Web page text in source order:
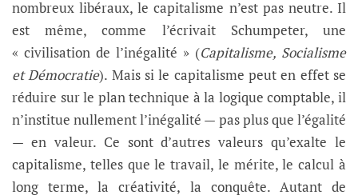
nombreux libéraux, le capitalisme n’est pas neutre. Il
est même, comme l’écrivait Schumpeter, une
« civilisation de l’inégalité » (Capitalisme, Socialisme
et Démocratie). Mais si le capitalisme peut en effet se
réduire sur le plan technique à la logique comptable, il
n’institue nullement l’inégalité — pas plus que l’égalité
— en valeur. Ce sont d’autres valeurs qu’exalte le
capitalisme, telles que le travail, le mérite, le calcul à
long terme, la créativité, la conquête. Autant de